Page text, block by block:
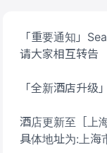
「重要通知」
请大家相互转告
「全新酒店升级」
酒店更新至［上
具体地址为:上海